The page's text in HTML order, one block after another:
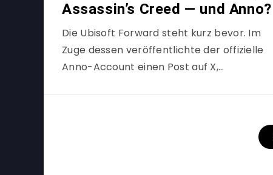
Assassin’s Creed — und Anno?
Die Ubisoft Forward steht kurz bevor. Im
Zuge dessen veröffentlichte der offizielle
Anno-Account einen Post auf X,…